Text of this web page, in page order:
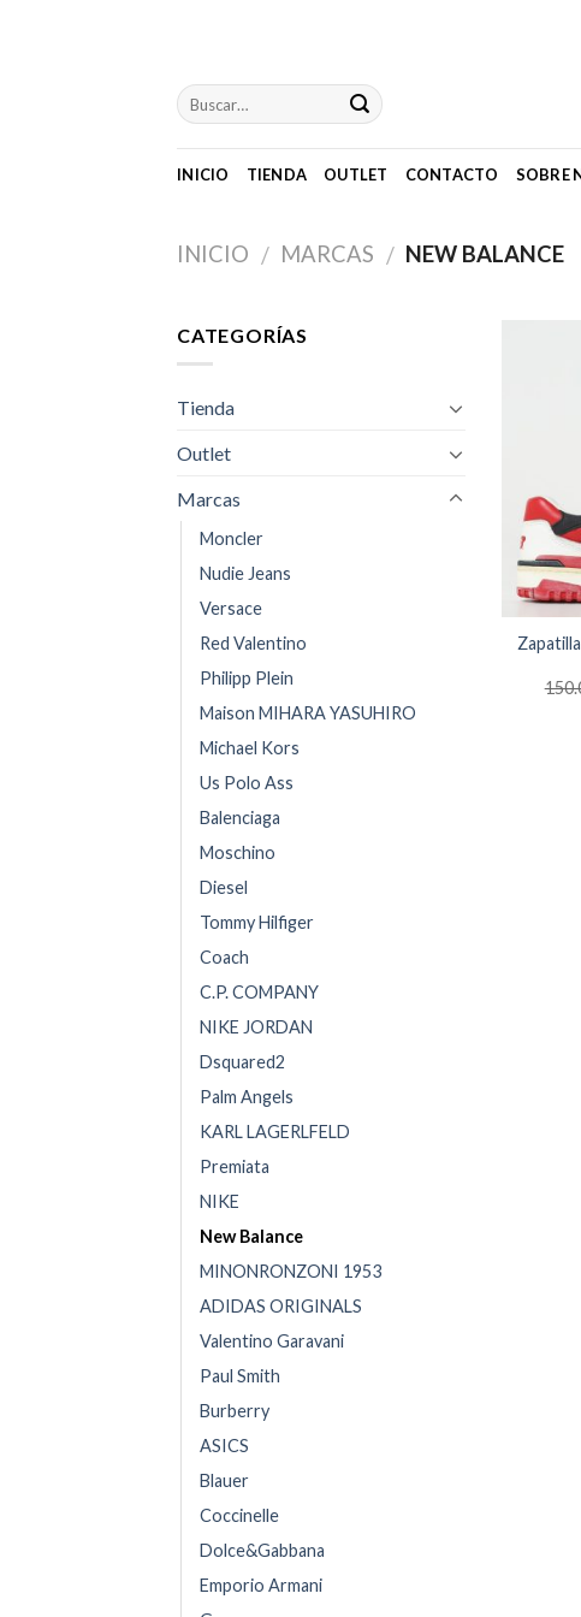
INICIO TIENDA OUTLET CONTACTO SOBRE
INICIO / MARCAS / NEW BALANCE
CATEGORÍAS
Tienda
Outlet
Marcas
Moncler
Nudie Jeans
Versace
Red Valentino
Philipp Plein
Maison MIHARA YASUHIRO
Michael Kors
Us Polo Ass
Balenciaga
Moschino
Diesel
Tommy Hilfiger
Coach
C.P. COMPANY
NIKE JORDAN
Dsquared2
Palm Angels
KARL LAGERLFELD
Premiata
NIKE
New Balance
MINONRONZONI 1953
ADIDAS ORIGINALS
Valentino Garavani
Paul Smith
Burberry
ASICS
Blauer
Coccinelle
Dolce&Gabbana
Emporio Armani